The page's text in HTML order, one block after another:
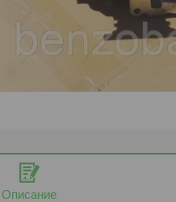
Описание